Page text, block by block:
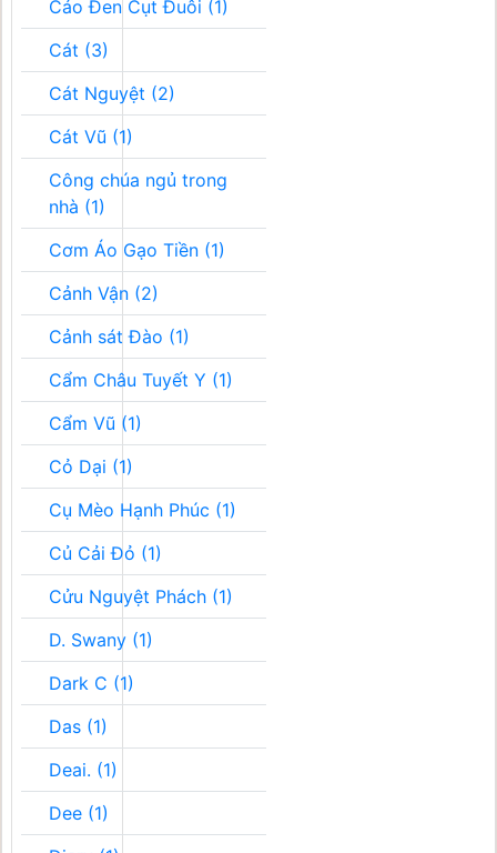
Cáo Đen Cụt Đuôi (1)
Cát (3)
Cát Nguyệt (2)
Cát Vũ (1)
Công chúa ngủ trong
nhà (1)
Cơm Áo Gạo Tiền (1)
Cảnh Vận (2)
Cảnh sát Đào (1)
Cẩm Châu Tuyết Y (1)
Cẩm Vũ (1)
Cỏ Dại (1)
Cụ Mèo Hạnh Phúc (1)
Củ Cải Đỏ (1)
Cửu Nguyệt Phách (1)
D. Swany (1)
Dark C (1)
Das (1)
Deai. (1)
Dee (1)